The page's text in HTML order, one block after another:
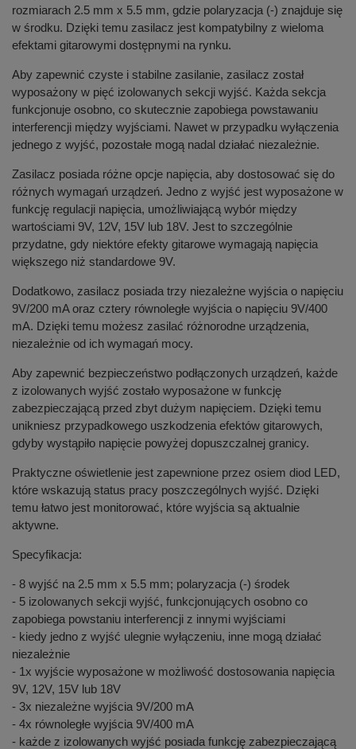
rozmiarach 2.5 mm x 5.5 mm, gdzie polaryzacja (-) znajduje się
w środku. Dzięki temu zasilacz jest kompatybilny z wieloma
efektami gitarowymi dostępnymi na rynku.
Aby zapewnić czyste i stabilne zasilanie, zasilacz został
wyposażony w pięć izolowanych sekcji wyjść. Każda sekcja
funkcjonuje osobno, co skutecznie zapobiega powstawaniu
interferencji między wyjściami. Nawet w przypadku wyłączenia
jednego z wyjść, pozostałe mogą nadal działać niezależnie.
Zasilacz posiada różne opcje napięcia, aby dostosować się do
różnych wymagań urządzeń. Jedno z wyjść jest wyposażone w
funkcję regulacji napięcia, umożliwiającą wybór między
wartościami 9V, 12V, 15V lub 18V. Jest to szczególnie
przydatne, gdy niektóre efekty gitarowe wymagają napięcia
większego niż standardowe 9V.
Dodatkowo, zasilacz posiada trzy niezależne wyjścia o napięciu
9V/200 mA oraz cztery równoległe wyjścia o napięciu 9V/400
mA. Dzięki temu możesz zasilać różnorodne urządzenia,
niezależnie od ich wymagań mocy.
Aby zapewnić bezpieczeństwo podłączonych urządzeń, każde
z izolowanych wyjść zostało wyposażone w funkcję
zabezpieczającą przed zbyt dużym napięciem. Dzięki temu
unikniesz przypadkowego uszkodzenia efektów gitarowych,
gdyby wystąpiło napięcie powyżej dopuszczalnej granicy.
Praktyczne oświetlenie jest zapewnione przez osiem diod LED,
które wskazują status pracy poszczególnych wyjść. Dzięki
temu łatwo jest monitorować, które wyjścia są aktualnie
aktywne.
Specyfikacja:
- 8 wyjść na 2.5 mm x 5.5 mm; polaryzacja (-) środek
- 5 izolowanych sekcji wyjść, funkcjonujących osobno co
zapobiega powstaniu interferencji z innymi wyjściami
- kiedy jedno z wyjść ulegnie wyłączeniu, inne mogą działać
niezależnie
- 1x wyjście wyposażone w możliwość dostosowania napięcia
9V, 12V, 15V lub 18V
- 3x niezależne wyjścia 9V/200 mA
- 4x równoległe wyjścia 9V/400 mA
- każde z izolowanych wyjść posiada funkcję zabezpieczającą